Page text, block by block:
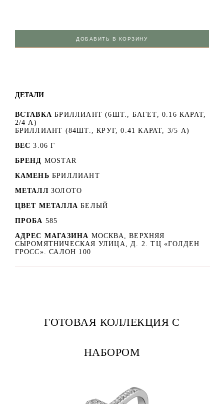
ДОБАВИТЬ В КОРЗИНУ
ДЕТАЛИ
ВСТАВКА БРИЛЛИАНТ (6ШТ., БАГЕТ, 0.16 КАРАТ,
2/4 А)
БРИЛЛИАНТ (84ШТ., КРУГ, 0.41 КАРАТ, 3/5 А)
ВЕС 3.06 Г
БРЕНД MOSTAR
КАМЕНЬ БРИЛЛИАНТ
МЕТАЛЛ ЗОЛОТО
ЦВЕТ МЕТАЛЛА БЕЛЫЙ
ПРОБА 585
АДРЕС МАГАЗИНА МОСКВА, ВЕРХНЯЯ
СЫРОМЯТНИЧЕСКАЯ УЛИЦА, Д. 2. ТЦ «ГОЛДЕН
ГРОСС». САЛОН 100
ГОТОВАЯ КОЛЛЕКЦИЯ С
НАБОРОМ